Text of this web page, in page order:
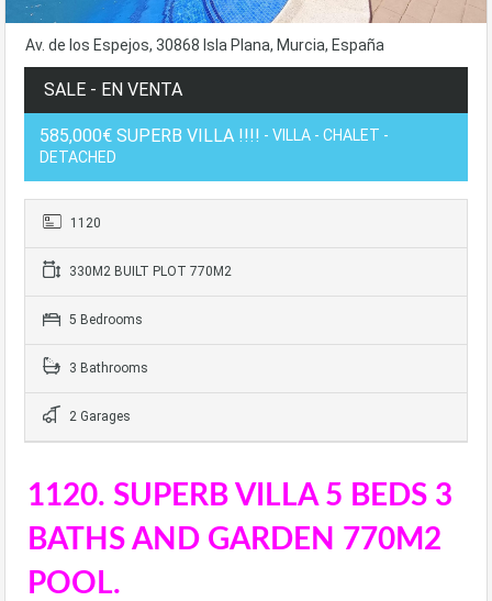
Av. de los Espejos, 30868 Isla Plana, Murcia, España
SALE - EN VENTA
585,000€ SUPERB VILLA !!!! - VILLA - CHALET -
DETACHED
1120
330M2 BUILT PLOT 770M2
5 Bedrooms
3 Bathrooms
2 Garages
1120. SUPERB VILLA 5 BEDS 3
BATHS AND GARDEN 770M2
POOL.